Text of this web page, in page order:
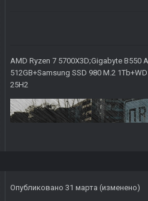
AMD Ryzen 7 5700X3D;Gigabyte B550
512GB+Samsung SSD 980 M.2
25H2
Опубликовано 31 марта (изменено)